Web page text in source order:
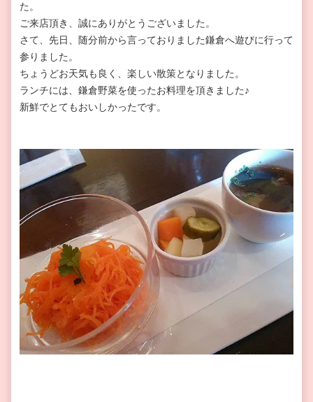
た。
ご来店頂き、誠にありがとうございました。
さて、先日、随分前から言っておりました鎌倉へ遊びに行って
参りました。
ちょうどお天気も良く、楽しい散策となりました。
ランチには、鎌倉野菜を使ったお料理を頂きました♪
新鮮でとてもおいしかったです。